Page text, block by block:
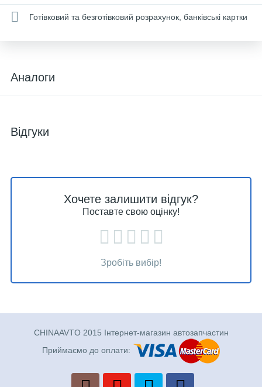
Готівковий та безготівковий розрахунок, банківські картки
Аналоги
Відгуки
Хочете залишити відгук?
Поставте свою оцінку!
Зробіть вибір!
CHINAAVTO 2015 Інтернет-магазин автозапчастин
Приймаємо до оплати: